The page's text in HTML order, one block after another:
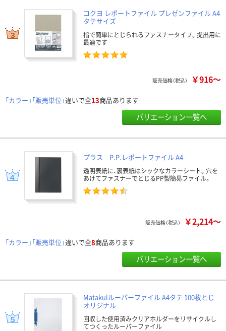
コクヨ レポートファイル プレゼンファイル A4
タテサイズ
指で簡単にとじられるファスナータイプ。提出用に
最適です
販売価格（税込） ￥916～
「カラー」「販売単位」違いで全13商品あります
バリエーション一覧へ
プラス P.P.レポートファイル A4
透明表紙に、裏表紙はシックなカラーシート。穴を
あけてファスナーでとじるPP製簡易ファイル。
販売価格（税込） ￥2,214～
「カラー」「販売単位」違いで全8商品あります
バリエーション一覧へ
Matakulルーパーファイル A4タテ 100枚とじ
オリジナル
回収した使用済みクリアホルダーをリサイクルし
てつくったルーパーファイル